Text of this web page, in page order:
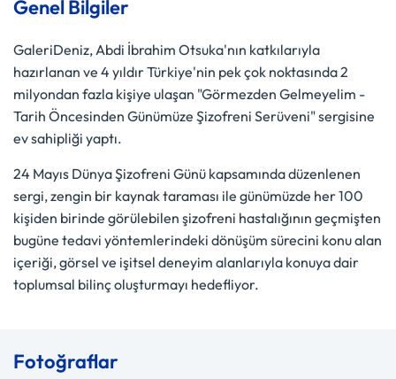
Genel Bilgiler
GaleriDeniz, Abdi İbrahim Otsuka'nın katkılarıyla
hazırlanan ve 4 yıldır Türkiye'nin pek çok noktasında 2
milyondan fazla kişiye ulaşan "Görmezden Gelmeyelim -
Tarih Öncesinden Günümüze Şizofreni Serüveni" sergisine
ev sahipliği yaptı.
24 Mayıs Dünya Şizofreni Günü kapsamında düzenlenen
sergi, zengin bir kaynak taraması ile günümüzde her 100
kişiden birinde görülebilen şizofreni hastalığının geçmişten
bugüne tedavi yöntemlerindeki dönüşüm sürecini konu alan
içeriği, görsel ve işitsel deneyim alanlarıyla konuya dair
toplumsal bilinç oluşturmayı hedefliyor.
Fotoğraflar